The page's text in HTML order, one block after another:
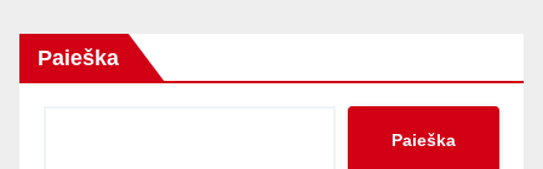
Paieška
Paieška